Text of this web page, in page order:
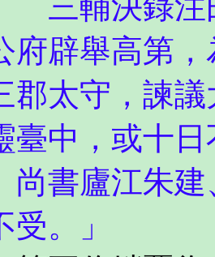
府辟舉高第
郡太守，諫
臺中，或十
尚書廬江朱
。」